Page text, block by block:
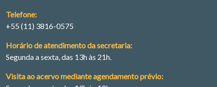
Telefone:
+55 (11) 3816-0575
Horário de atendimento da secretaria:
Segunda a sexta, das 13h às 21h.
Visita ao acervo mediante agendamento prévio: